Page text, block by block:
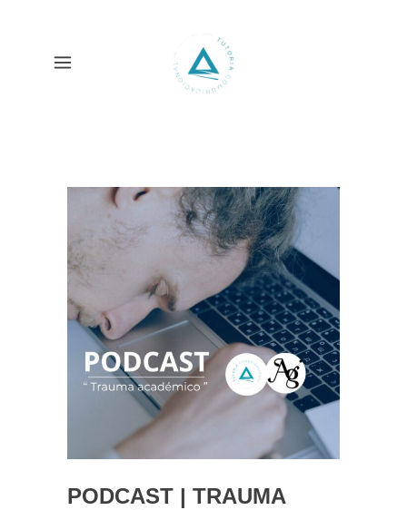
PODCAST | TRAUMA